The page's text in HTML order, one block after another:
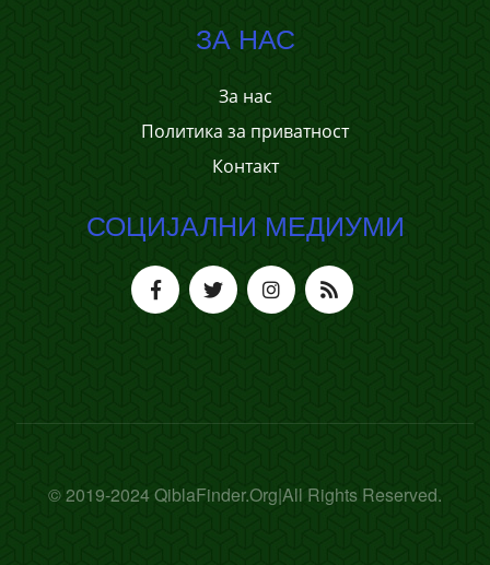
ЗА НАС
За нас
Политика за приватност
Контакт
СОЦИЈАЛНИ МЕДИУМИ
© 2019-2024 QiblaFinder.Org|All Rights Reserved.